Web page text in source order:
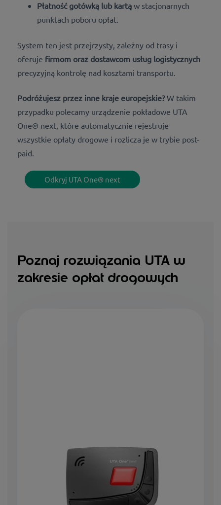
Płatność gotówką lub kartą w stacjonarnych
punktach poboru opłat.
System ten jest przejrzysty, zależny od trasy i
oferuje firmom oraz dostawcom usług logistycznych
precyzyjną kontrolę nad kosztami transportu.
Podróżujesz przez inne kraje europejskie?W takim
przypadku polecamy urządzenie pokładowe UTA
One® next, które automatycznie rejestruje
wszystkie opłaty drogowe i rozlicza je w trybie post-
paid.
Odkryj UTA One® next
Poznaj rozwiązania UTA w
zakresie opłat drogowych